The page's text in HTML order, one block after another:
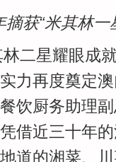
摘获“米其林一
二星耀眼成
实力再度奠定
饮厨务助理
借近三十年
道的湘菜、